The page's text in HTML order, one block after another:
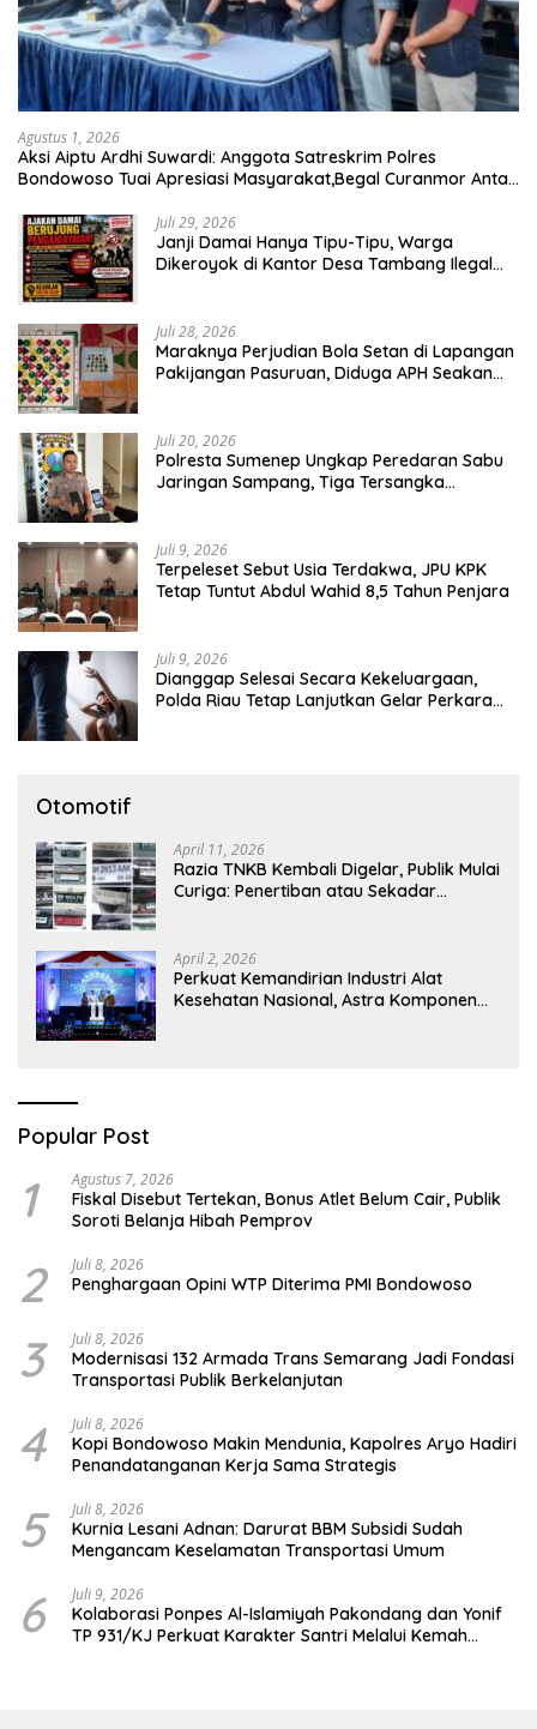
Agustus 1, 2026
Aksi Aiptu Ardhi Suwardi: Anggota Satreskrim Polres
Bondowoso Tuai Apresiasi Masyarakat,Begal Curanmor Antar
Juli 29, 2026
Janji Damai Hanya Tipu-Tipu, Warga
Dikeroyok di Kantor Desa Tambang Ilegal
Juli 28, 2026
Maraknya Perjudian Bola Setan di Lapangan
Pakijangan Pasuruan, Diduga APH Seakan
Juli 20, 2026
Polresta Sumenep Ungkap Peredaran Sabu
Jaringan Sampang, Tiga Tersangka
Juli 9, 2026
Terpeleset Sebut Usia Terdakwa, JPU KPK
Tetap Tuntut Abdul Wahid 8,5 Tahun Penjara
Juli 9, 2026
Dianggap Selesai Secara Kekeluargaan,
Polda Riau Tetap Lanjutkan Gelar Perkara
Otomotif
April 11, 2026
Razia TNKB Kembali Digelar, Publik Mulai
Curiga: Penertiban atau Sekadar
April 2, 2026
Perkuat Kemandirian Industri Alat
Kesehatan Nasional, Astra Komponen
Popular Post
1 Agustus 7, 2026
Fiskal Disebut Tertekan, Bonus Atlet Belum Cair, Publik
Soroti Belanja Hibah Pemprov
2 Juli 8, 2026
Penghargaan Opini WTP Diterima PMI Bondowoso
3 Juli 8, 2026
Modernisasi 132 Armada Trans Semarang Jadi Fondasi
Transportasi Publik Berkelanjutan
4 Juli 8, 2026
Kopi Bondowoso Makin Mendunia, Kapolres Aryo Hadiri
Penandatanganan Kerja Sama Strategis
5 Juli 8, 2026
Kurnia Lesani Adnan: Darurat BBM Subsidi Sudah
Mengancam Keselamatan Transportasi Umum
6 Juli 9, 2026
Kolaborasi Ponpes Al-Islamiyah Pakondang dan Yonif
TP 931/KJ Perkuat Karakter Santri Melalui Kemah